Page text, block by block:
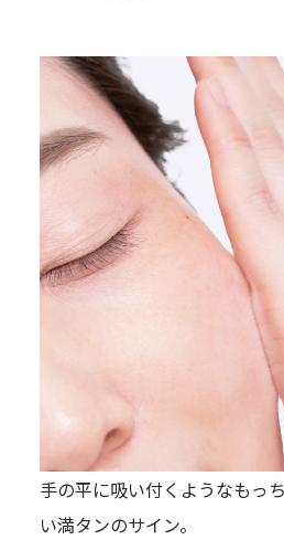
手の平に吸い付くようなもっ
い満タンのサイン。